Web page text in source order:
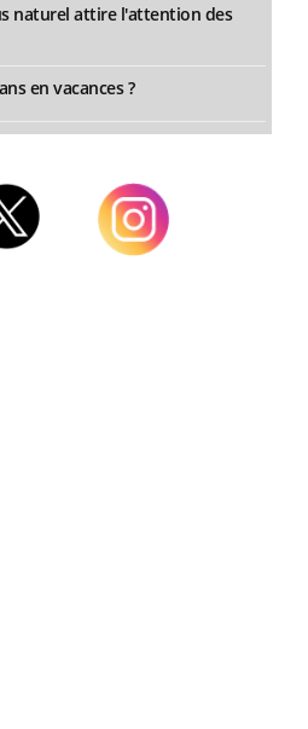
naturel attire l'attention des
en vacances ?